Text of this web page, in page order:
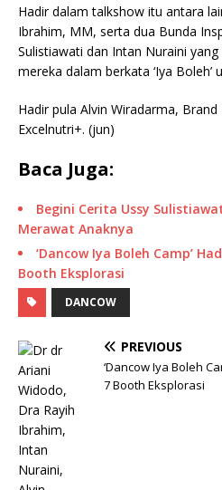
Hadir dalam talkshow itu antara
Ibrahim, MM, serta dua Bunda
Sulistiawati dan Intan Nuraini
mereka dalam berkata ‘Iya Boleh’
Hadir pula Alvin Wiradarma,
Excelnutri+. (jun)
Baca Juga:
Begini Cerita Ussy
Merawat Anaknya
‘Dancow Iya Boleh Camp’
Booth Eksplorasi
DANCOW
PREVIOUS
‘Dancow Iya Boleh
7 Booth Eksplorasi